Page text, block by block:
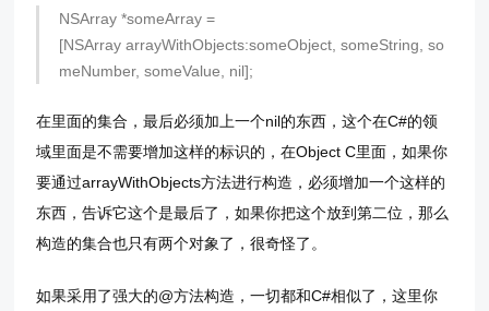
NSArray *someArray =
[NSArray arrayWithObjects:someObject, someString, so
meNumber, someValue, nil];
在里面的集合，最后必须加上一个nil的东西，这个在C#的领
域里面是不需要增加这样的标识的，在Object C里面，如果你
要通过arrayWithObjects方法进行构造，必须增加一个这样的
东西，告诉它这个是最后了，如果你把这个放到第二位，那么
构造的集合也只有两个对象了，很奇怪了。
如果采用了强大的@方法构造，一切都和C#相似了，这里你